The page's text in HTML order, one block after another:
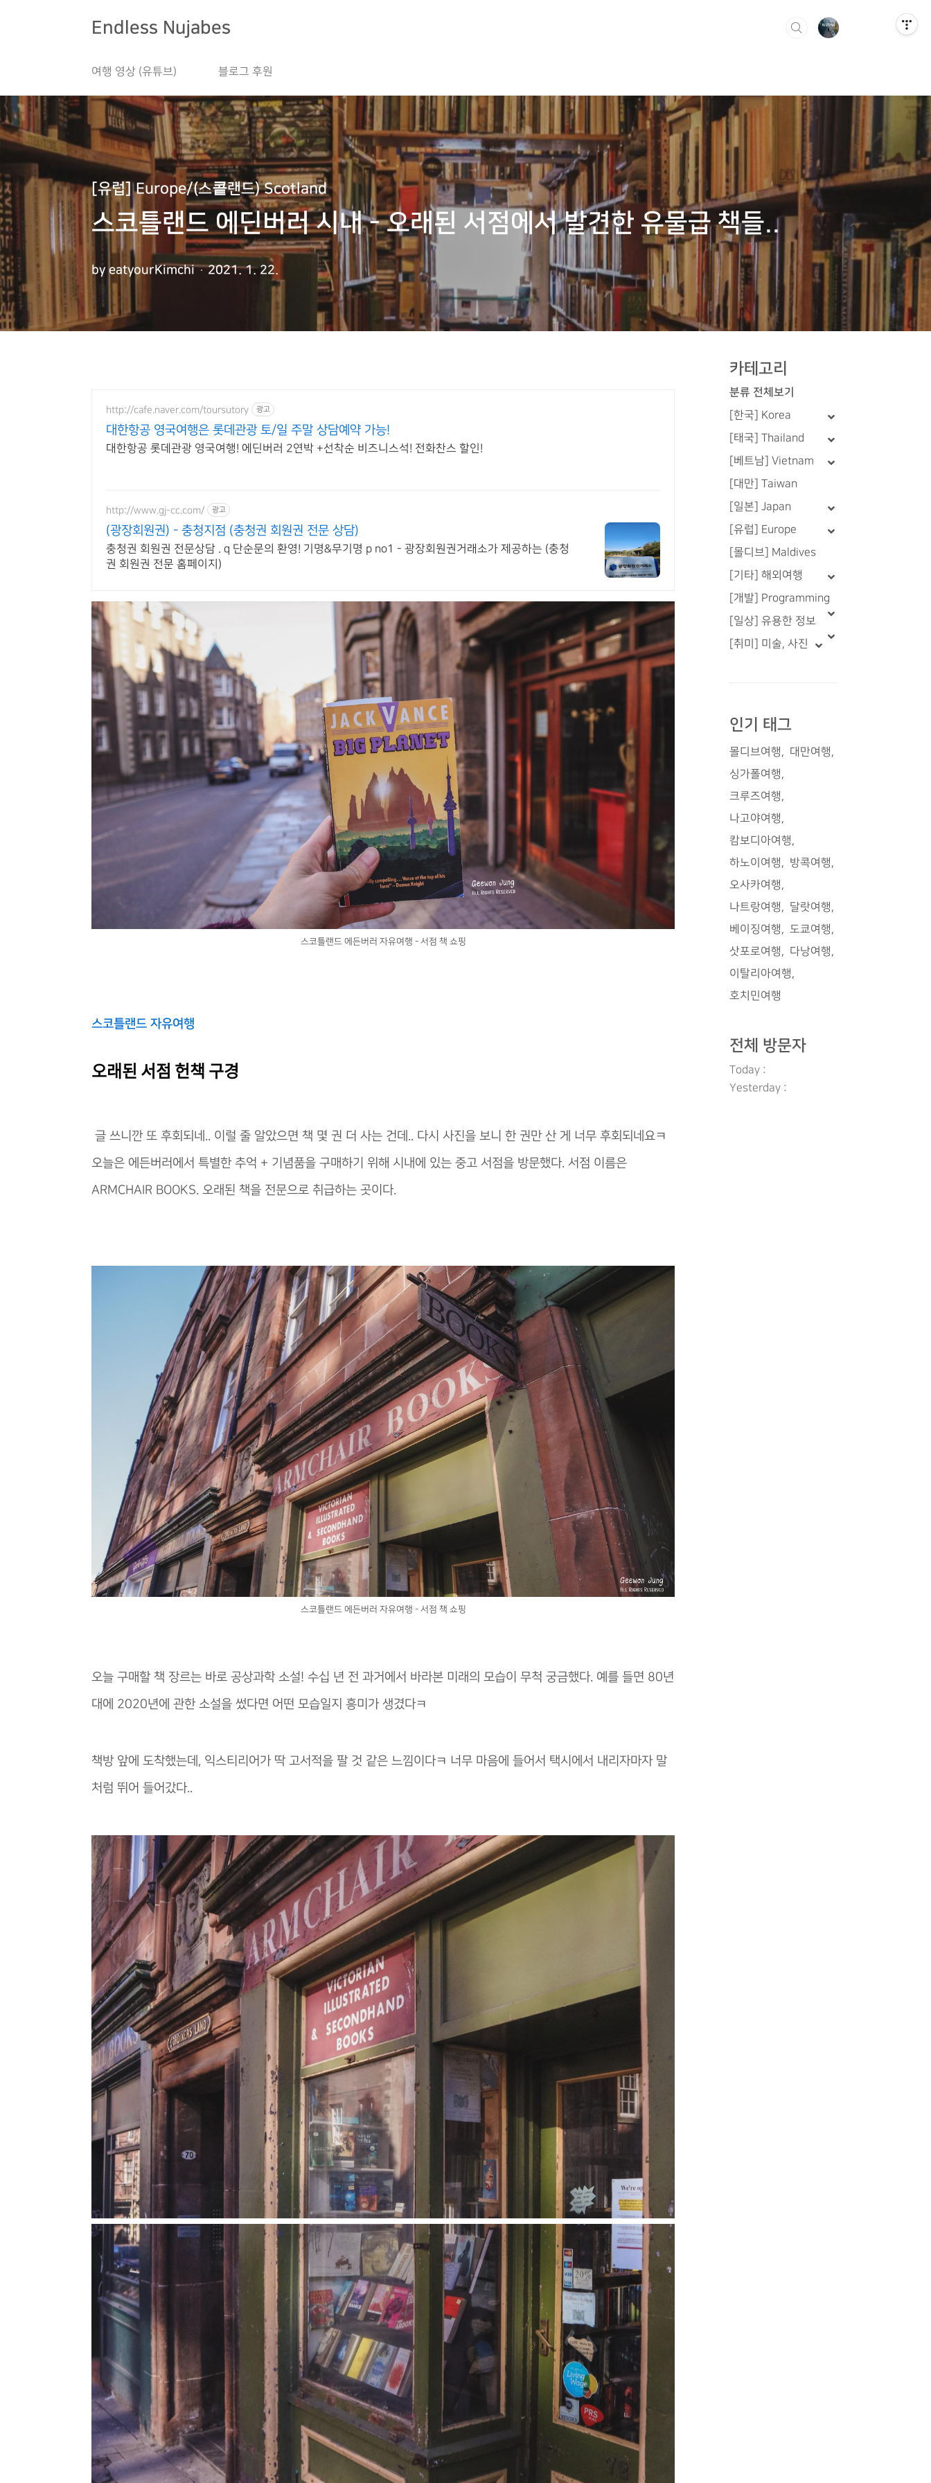
Endless Nujabes
여행 영상 (유튜브) 블로그 후원
[유럽] Europe/(스콭랜드) Scotland
스코틀랜드 에딘버러 시내 - 오래된 서점에서 발견한 유물급 책들..
by eatyourKimchi 2021. 1. 22.
http://cafe.naver.com/toursutory 광고
대한항공 영국여행은 롯데관광 토/일 주말 상담예약 가능!
대한항공 롯데관광 영국여행! 에딘버러 2연박 +선착순 비즈니스석! 전화찬스 할인!
http://www.gj-cc.com/ 광고
(광장회원권) - 충청지점 (충청권 회원권 전문 상담)
충청권 회원권 전문상담 . q 단순문의 환영! 기명&무기명 p no1 - 광장회원권거래소가 제공하는 (충청
권 회원권 전문 홈페이지)
스코틀랜드 에든버러 자유여행 - 서점 책 쇼핑
스코틀랜드 자유여행
오래된 서점 헌책 구경
글 쓰니깐 또 후회되네.. 이럴 줄 알았으면 책 몇 권 더 사는 건데.. 다시 사진을 보니 한 권만 산 게 너무 후회되네요ㅋ
오늘은 에든버러에서 특별한 추억 + 기념품을 구매하기 위해 시내에 있는 중고 서점을 방문했다. 서점 이름은
ARMCHAIR BOOKS. 오래된 책을 전문으로 취급하는 곳이다.
스코틀랜드 에든버러 자유여행 - 서점 책 쇼핑
오늘 구매할 책 장르는 바로 공상과학 소설! 수십 년 전 과거에서 바라본 미래의 모습이 무척 궁금했다. 예를 들면 80년
대에 2020년에 관한 소설을 썼다면 어떤 모습일지 흥미가 생겼다ㅋ
책방 앞에 도착했는데, 익스티리어가 딱 고서적을 팔 것 같은 느낌이다ㅋ 너무 마음에 들어서 택시에서 내리자마자 말
처럼 뛰어 들어갔다..
카테고리
분류 전체보기
[한국] Korea
[태국] Thailand
[베트남] Vietnam
[대만] Taiwan
[일본] Japan
[유럽] Europe
[몰디브] Maldives
[기타] 해외여행
[개발] Programming
[일상] 유용한 정보
[취미] 미술, 사진
인기 태그
몰디브여행
대만여행
싱가폴여행
크루즈여행
나고야여행
캄보디아여행
하노이여행
방콕여행
오사카여행
나트랑여행
달랏여행
베이징여행
도쿄여행
삿포로여행
다낭여행
이탈리아여행
호치민여행
전체 방문자
Today :
Yesterday :